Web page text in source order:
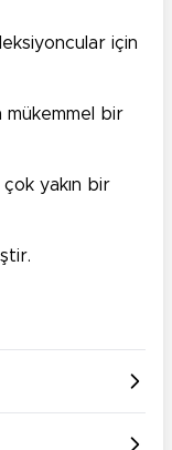
için
mükemmel bir
yakın bir